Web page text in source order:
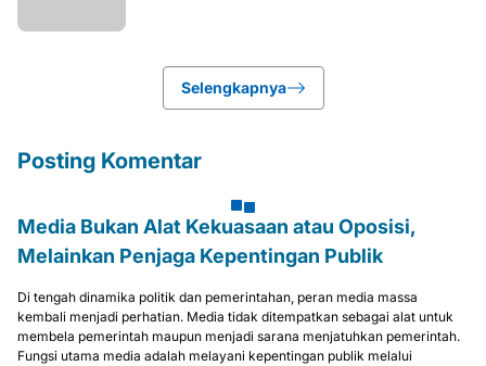
Selengkapnya
Posting Komentar
Media Bukan Alat Kekuasaan atau Oposisi,
Melainkan Penjaga Kepentingan Publik
Di tengah dinamika politik dan pemerintahan, peran media massa
kembali menjadi perhatian. Media tidak ditempatkan sebagai alat untuk
membela pemerintah maupun menjadi sarana menjatuhkan pemerintah.
Fungsi utama media adalah melayani kepentingan publik melalui